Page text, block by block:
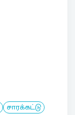
சாரக்கட்டு